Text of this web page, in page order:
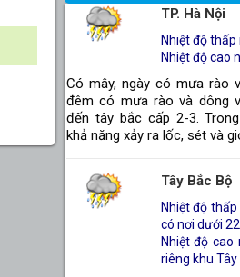
TP. Hà Nội
Nhiệt độ thấp
Nhiệt độ cao
Có mây, ngày có mưa rào
đêm có mưa rào và dông
đến tây bắc cấp 2-3.
khả năng xảy ra lốc, sét và
Tây Bắc Bộ
Nhiệt độ
có nơi dưới 22
Nhiệt độ cao
riêng khu Tây